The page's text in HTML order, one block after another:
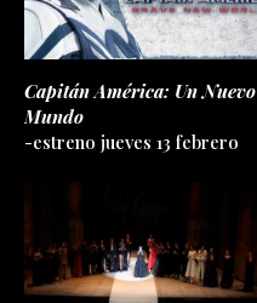
Capitán América: Un Nuevo
Mundo
-estreno jueves 13 febrero